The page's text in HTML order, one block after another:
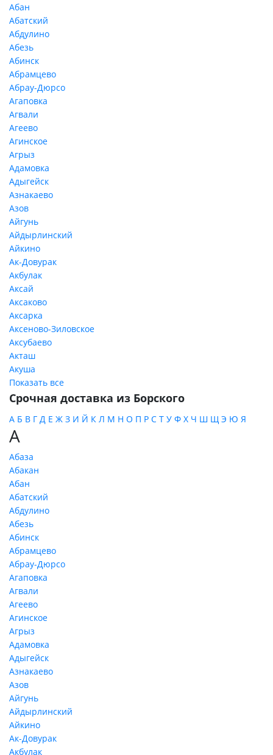
Абан
Абатский
Абдулино
Абезь
Абинск
Абрамцево
Абрау-Дюрсо
Агаповка
Агвали
Агеево
Агинское
Агрыз
Адамовка
Адыгейск
Азнакаево
Азов
Айгунь
Айдырлинский
Айкино
Ак-Довурак
Акбулак
Аксай
Аксаково
Аксарка
Аксеново-Зиловское
Аксубаево
Акташ
Акуша
Показать все
Срочная доставка из Борского
А Б В Г Д Е Ж З И Й К Л М Н О П Р С Т У Ф Х Ч Ш Щ Э Ю Я
А
Абаза
Абакан
Абан
Абатский
Абдулино
Абезь
Абинск
Абрамцево
Абрау-Дюрсо
Агаповка
Агвали
Агеево
Агинское
Агрыз
Адамовка
Адыгейск
Азнакаево
Азов
Айгунь
Айдырлинский
Айкино
Ак-Довурак
Акбулак